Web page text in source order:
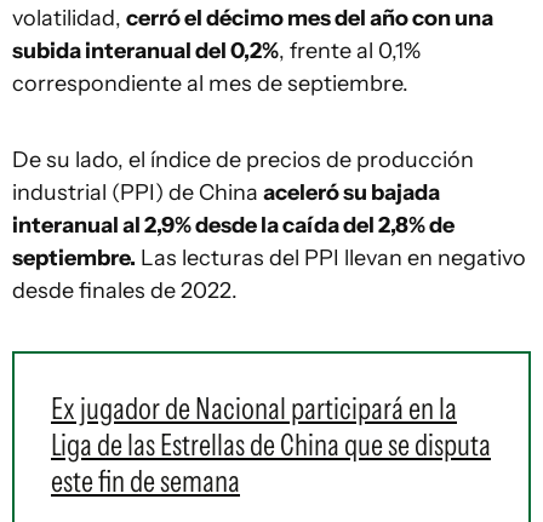
volatilidad, cerró el décimo mes del año con una
subida interanual del 0,2%, frente al 0,1%
correspondiente al mes de septiembre.
De su lado, el índice de precios de producción
industrial (PPI) de China aceleró su bajada
interanual al 2,9% desde la caída del 2,8% de
septiembre. Las lecturas del PPI llevan en negativo
desde finales de 2022.
Ex jugador de Nacional participará en la
Liga de las Estrellas de China que se disputa
este fin de semana